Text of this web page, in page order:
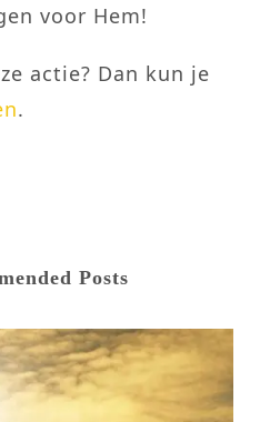
voor Hem!
actie? Dan kun je
.
Posts